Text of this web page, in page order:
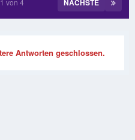
NÄCHSTE
von 4
Antworten geschlossen.